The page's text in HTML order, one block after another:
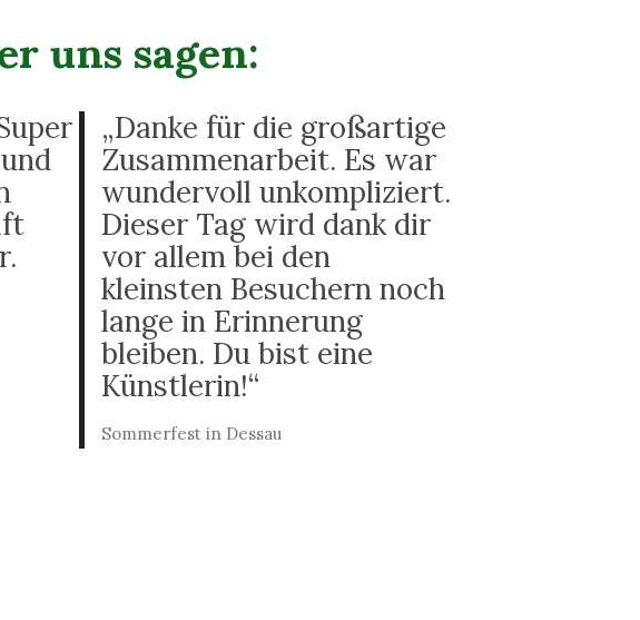
uns sagen:
„Danke für die großartige
Zusammenarbeit. Es war
wundervoll unkompliziert.
Dieser Tag wird dank dir
vor allem bei den
kleinsten Besuchern noch
lange in Erinnerung
bleiben. Du bist eine
Künstlerin!“
Sommerfest in Dessau